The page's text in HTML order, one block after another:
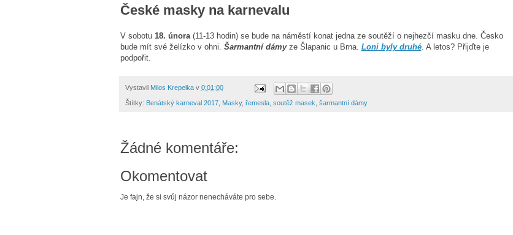
České masky na karnevalu
V sobotu 18. února(11-13 hodin) se bude na náměstí konat jedna ze soutěží o nejhezčí masku dne. Česko
bude mít své želízko v ohni. Šarmantní dámyze Šlapanic u Brna. Loni byly druhé. A letos? Přijďte je
podpořit.
Vystavil Milos Krepelka v 0:01:00
Štítky: Benátský karneval 2017, Masky, řemesla, soutěž masek šarmantní dámy
Žádné komentáře:
Okomentovat
Je fajn, že si svůj názor nenecháváte pro sebe.